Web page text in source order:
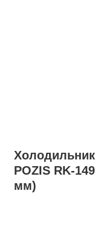
Холодильник
POZIS RK-
мм)